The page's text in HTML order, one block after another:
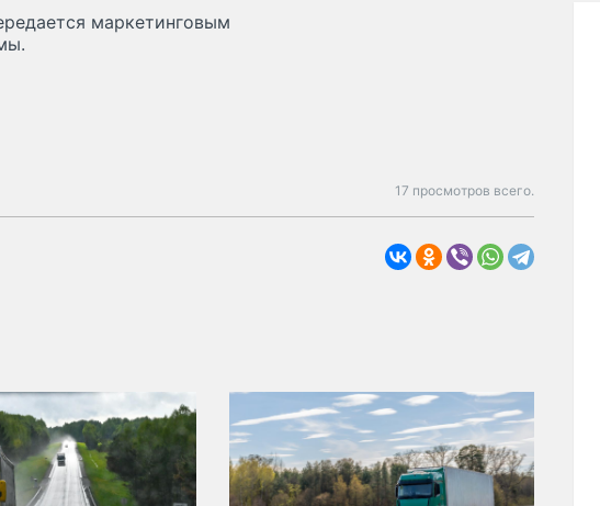
маркетинговым
17 просмотров всего.